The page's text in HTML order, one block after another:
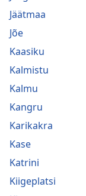
Jäätmaa
Jõe
Kaasiku
Kalmistu
Kalmu
Kangru
Karikakra
Kase
Katrini
Kiigeplatsi